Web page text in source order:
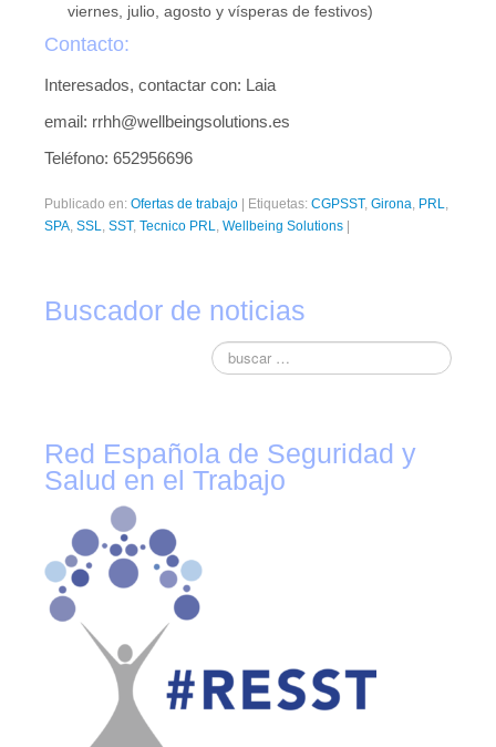
viernes, julio, agosto y vísperas de festivos)
Contacto:
Interesados, contactar con: Laia
email: rrhh@wellbeingsolutions.es
Teléfono: 652956696
Publicado en: Ofertas de trabajo | Etiquetas: CGPSST, Girona PRL
SPA SSL SST, Tecnico PRL Wellbeing Solutions |
Buscador de noticias
Red Española de Seguridad y
Salud en el Trabajo